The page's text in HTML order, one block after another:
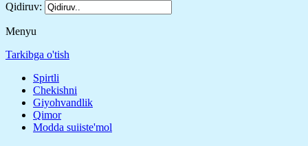
Qidiruv:
Menyu
Tarkibga o'tish
Spirtli
Chekishni
Giyohvandlik
Qimor
Modda suiiste'mol